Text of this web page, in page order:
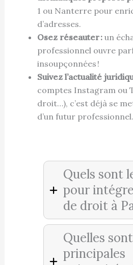
1 ou Nanterre pour
d’adresses.
Osez réseauter :un
professionnel ouvre
insoupçonnées !
Suivez l’actualité
comptes Instagram ou
droit…), c’est déjà se
d’un futur professionnel.
Quels sont
pour
de droit à
Quelles
principales